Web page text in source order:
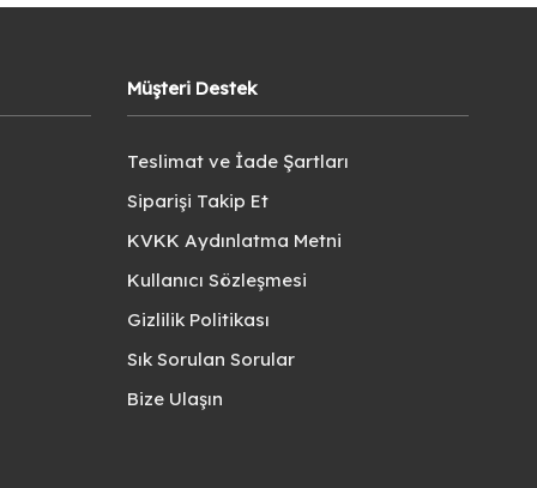
Müşteri Destek
Teslimat ve İade Şartları
Siparişi Takip Et
KVKK Aydınlatma Metni
Kullanıcı Sözleşmesi
Gizlilik Politikası
Sık Sorulan Sorular
Bize Ulaşın